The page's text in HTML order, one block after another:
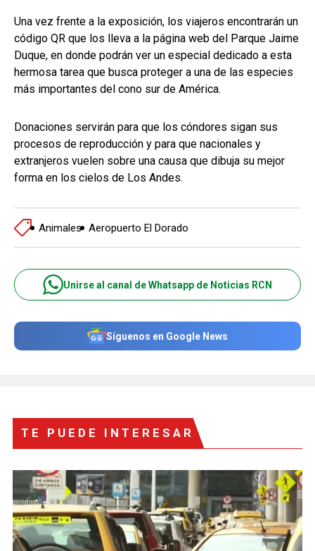
Una vez frente a la exposición, los viajeros encontrarán un
código QR que los lleva a la página web del Parque Jaime
Duque, en donde podrán ver un especial dedicado a esta
hermosa tarea que busca proteger a una de las especies
más importantes del cono sur de América.
Donaciones servirán para que los cóndores sigan sus
procesos de reproducción y para que nacionales y
extranjeros vuelen sobre una causa que dibuja su mejor
forma en los cielos de Los Andes.
Animales Aeropuerto El Dorado
Unirse al canal de Whatsapp de Noticias RCN
Síguenos en Google News
TE PUEDE INTERESAR